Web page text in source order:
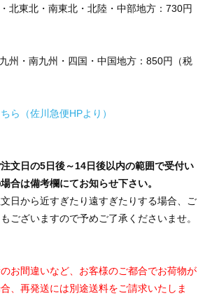
北東北・南東北・北陸・中部地方：730円
州・南九州・四国・中国地方：850円（税
ら（佐川急便HPより）
文日の5日後～14日後以内の範囲で受付い
合は備考欄にてお知らせ下さい。
日から近すぎたり遠すぎたりする場合、ご
ございますので予めご了承くださいませ。
お間違いなど、お客様のご都合でお荷物が
、再発送には別途送料をご請求いたしま